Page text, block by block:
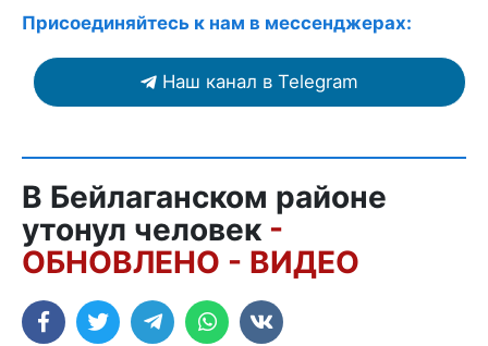
Присоединяйтесь к нам в мессенджерах:
Наш канал в Telegram
В Бейлаганском районе
утонул человек -
ОБНОВЛЕНО - ВИДЕО